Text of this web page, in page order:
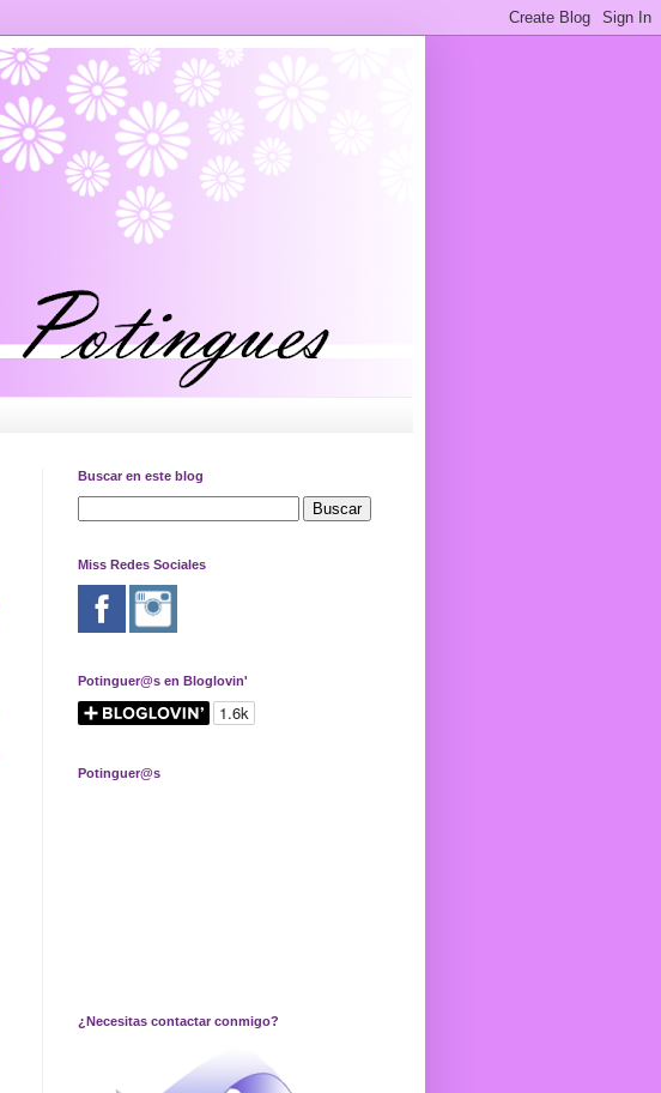
Buscar en este blog
Miss Redes Sociales
Potinguer@s en Bloglovin'
Potinguer@s
¿Necesitas contactar conmigo?